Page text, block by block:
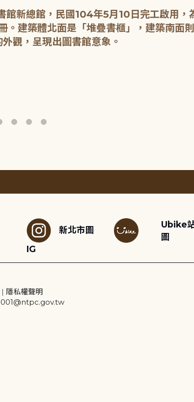
新總館，民國104年5月10日完工啟用，
建築體北面是「堆疊書櫃」，建築南面
觀，呈現出圖書館意象。
新北市圖
IG
Ubike
圖
| 隱私權聲明